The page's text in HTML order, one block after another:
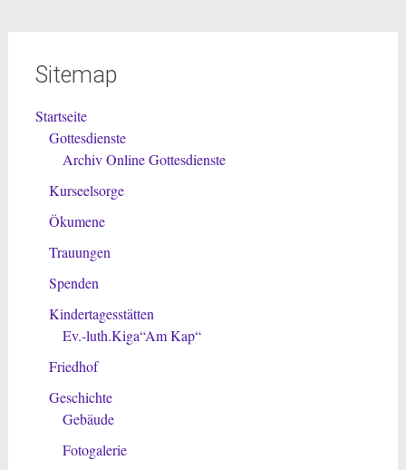
Sitemap
Startseite
Gottesdienste
Archiv Online Gottesdienste
Kurseelsorge
Ökumene
Trauungen
Spenden
Kindertagesstätten
Ev.-luth.Kiga“Am Kap“
Friedhof
Geschichte
Gebäude
Fotogalerie